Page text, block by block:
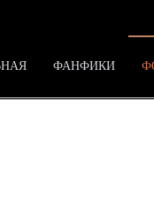
ФАНФИКИ